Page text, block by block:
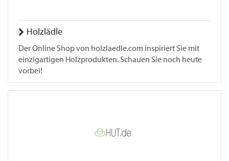
Holzlädle
Der Online Shop von holzlaedle.com inspiriert Sie mit
einzigartigen Holzprodukten. Schauen Sie noch heute
vorbei!